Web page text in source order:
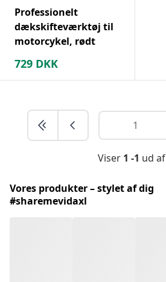
Professionelt
dækskifteværktøj til
motorcykel, rødt
729 DKK
Viser 1 -1 ud af
Vores produkter – stylet af dig
#sharemevidaxl